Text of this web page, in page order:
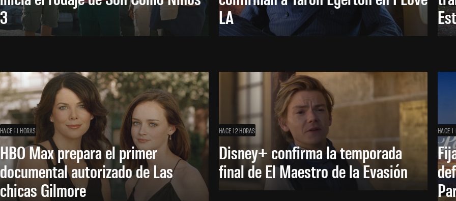
3
LA
HACE 11 HORAS
HBO Max prepara el primer
documental autorizado de Las
chicas Gilmore
HACE 12 HORAS
Disney+ confirma la temporada
final de El Maestro de la Evasión
HACE 1